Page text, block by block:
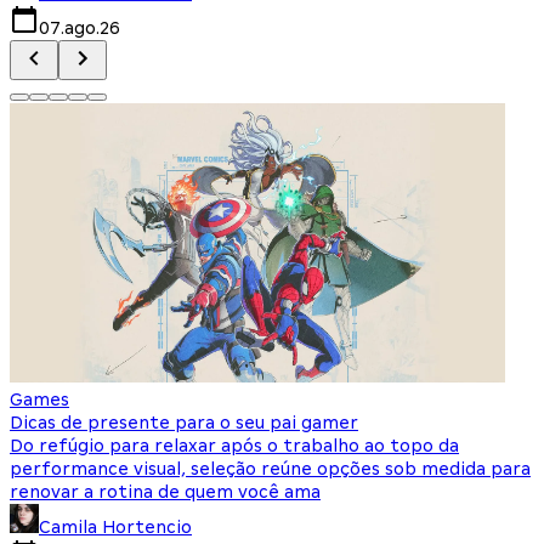
07.ago.26
Games
Dicas de presente para o seu pai gamer
Do refúgio para relaxar após o trabalho ao topo da
performance visual, seleção reúne opções sob medida para
renovar a rotina de quem você ama
Camila Hortencio